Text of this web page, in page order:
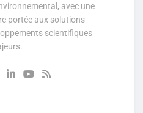
avec une
portée aux solutions
scientifiques